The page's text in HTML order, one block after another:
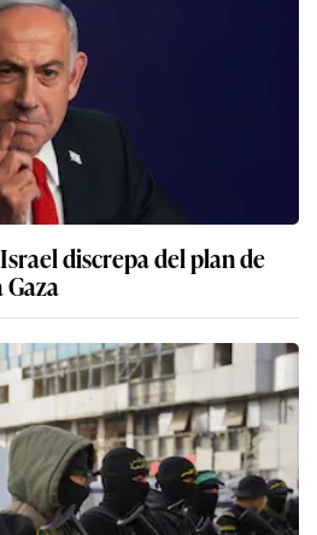
discrepa del plan de